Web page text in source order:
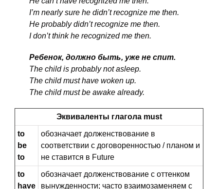
I’m nearly sure he didn’t recognize me then.
He probably didn’t recognize me then.
I don’t think he recognized me then.
Ребенок, должно быть, уже не спит.
The child is probably not asleep.
The child must have woken up.
The child must be awake already.
Эквиваленты глагола must
to
be
to
обозначает долженствование в
соответствии с договоренностью / планом и
не ставится в Future
to
have
обозначает долженствование с оттенком
вынужденности; часто взаимозаменяем с